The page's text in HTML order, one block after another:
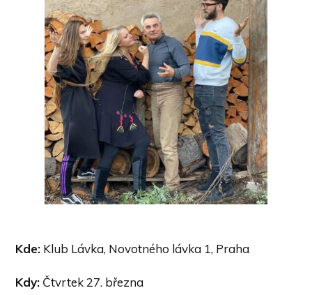
Kde: Klub Lávka, Novotného lávka 1, Praha
Kdy: Čtvrtek 27. března